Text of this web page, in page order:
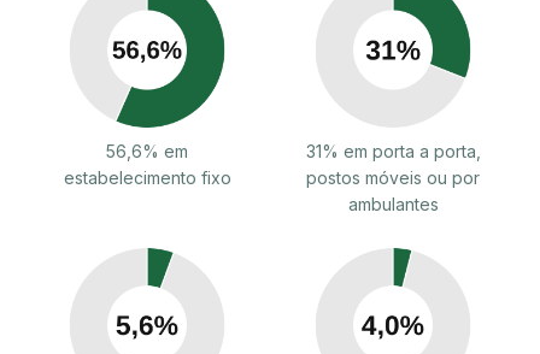
56,6% em
estabelecimento fixo
31% em porta a porta,
postos móveis ou por
ambulantes